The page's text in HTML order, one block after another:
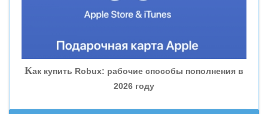
«БАНК ГЛОБЭКС»
«СОВКОМБАНК»
Как купить Robux: рабочие способы пополнения в
2026 году